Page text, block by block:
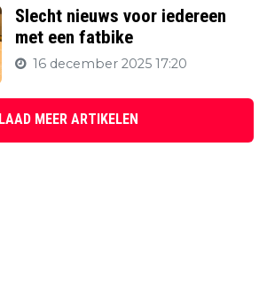
Slecht nieuws voor iedereen
met een fatbike
16 december 2025 17:20
LAAD MEER ARTIKELEN